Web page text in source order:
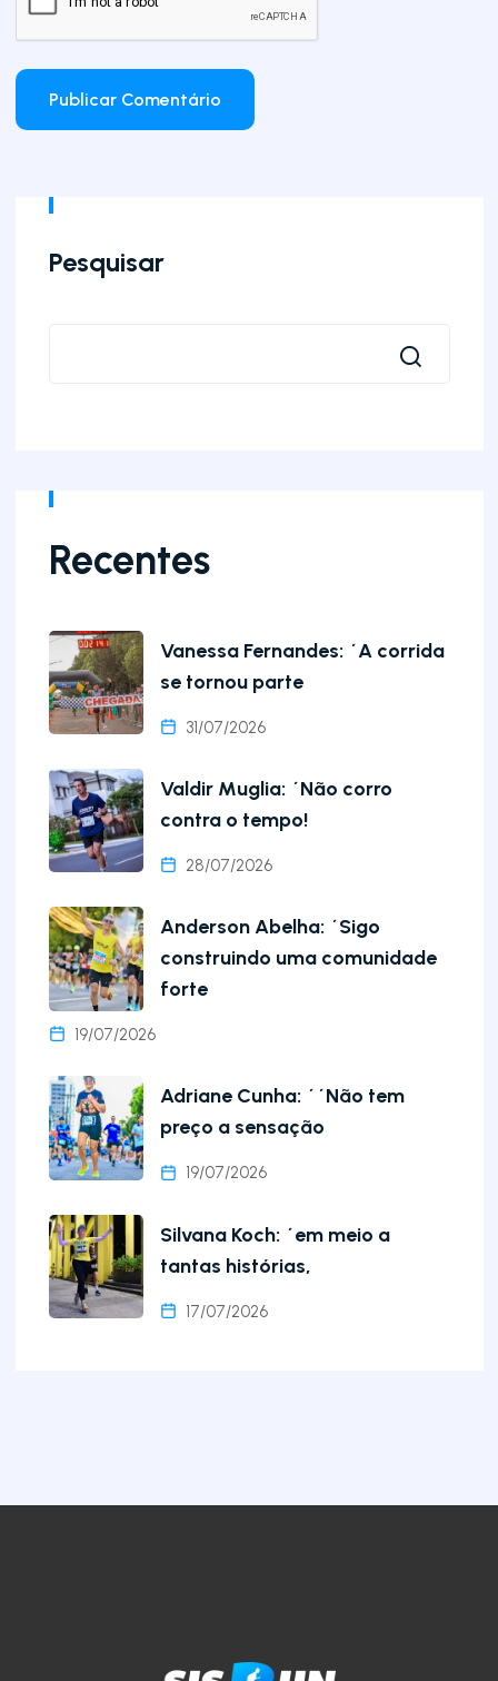
Pesquisar
Recentes
Vanessa Fernandes: ´A corrida
se tornou parte
31/07/2026
Valdir Muglia: ´Não corro
contra o tempo!
28/07/2026
Anderson Abelha: ´Sigo
construindo uma comunidade
forte
19/07/2026
Adriane Cunha: ´´Não tem
preço a sensação
19/07/2026
Silvana Koch: ´em meio a
tantas histórias,
17/07/2026